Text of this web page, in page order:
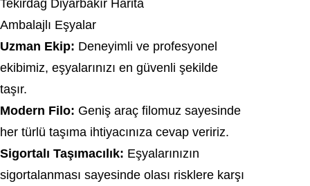
Tekirdağ Diyarbakır Harita
Ambalajlı Eşyalar
Uzman Ekip: Deneyimli ve profesyonel
ekibimiz, eşyalarınızı en güvenli şekilde
taşır.
Modern Filo: Geniş araç filomuz sayesinde
her türlü taşıma ihtiyacınıza cevap veririz.
Sigortalı Taşımacılık: Eşyalarınızın
sigortalanması sayesinde olası risklere karşı